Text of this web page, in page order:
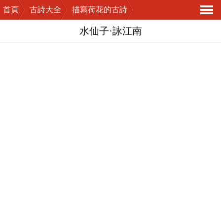
首頁 古詩大全
描寫荷花的古詩
導
水仙子·詠江南